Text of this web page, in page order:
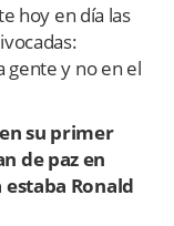
hoy en día las
gente y no en el
su primer
de paz en
estaba Ronald